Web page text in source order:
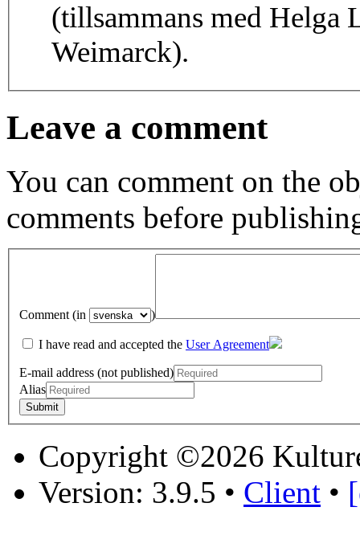
(tillsammans med Helga
Weimarck).
Leave a comment
You can comment on the
comments before
Comment (in )
I have read and accepted the User Agreement
E-mail address (not published)
Alias
Copyright ©2026
Version: 3.9.5 • Client •